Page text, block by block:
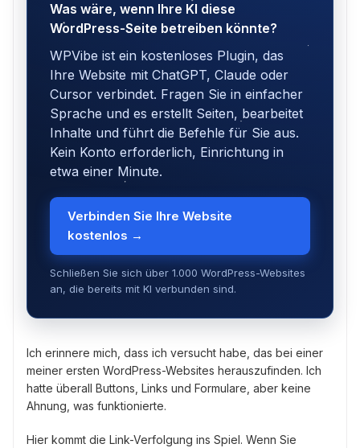
Was wäre, wenn Ihre KI diese
WordPress-Seite betreiben könnte?
WPVibe ist ein kostenloses Plugin, das
Ihre Website mit ChatGPT, Claude oder
Cursor verbindet. Fragen Sie in einfacher
Sprache und es erstellt Seiten, bearbeitet
Inhalte und führt die Befehle für Sie aus.
Kein Konto erforderlich, Einrichtung in
etwa einer Minute.
Verbinden Sie Ihre Website
kostenlos →
Schließen Sie sich über 1.000 WordPress-Websites
an, die bereits mit KI verbunden sind.
Ich erinnere mich, dass ich versucht habe, das bei einer
meiner ersten WordPress-Websites herauszufinden. Ich
hatte überall Buttons, Links und Formulare, aber keine
Ahnung, was funktionierte.
Hier kommt die Link-Verfolgung ins Spiel. Wenn Sie